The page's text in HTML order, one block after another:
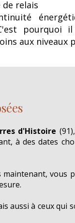
relais
pourquoi
aux niveaux
d'Histoire
à des dates
vous
aussi à ceux qui